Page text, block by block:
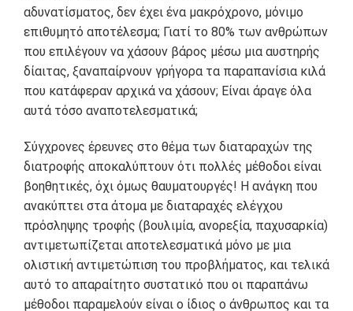
αδυνατίσματος, δεν έχει ένα μακρόχρονο, μόνιμο
επιθυμητό αποτέλεσμα; Γιατί το 80% των ανθρώπων
που επιλέγουν να χάσουν βάρος μέσω μια αυστηρής
δίαιτας, ξαναπαίρνουν γρήγορα τα παραπανίσια κιλά
που κατάφεραν αρχικά να χάσουν; Είναι άραγε όλα
αυτά τόσο αναποτελεσματικά;
Σύγχρονες έρευνες στο θέμα των διαταραχών της
διατροφής αποκαλύπτουν ότι πολλές μέθοδοι είναι
βοηθητικές, όχι όμως θαυματουργές! Η ανάγκη που
ανακύπτει στα άτομα με διαταραχές ελέγχου
πρόσληψης τροφής (βουλιμία, ανορεξία, παχυσαρκία)
αντιμετωπίζεται αποτελεσματικά μόνο με μια
ολιστική αντιμετώπιση του προβλήματος, και τελικά
αυτό το απαραίτητο συστατικό που οι παραπάνω
μέθοδοι παραμελούν είναι ο ίδιος ο άνθρωπος και τα